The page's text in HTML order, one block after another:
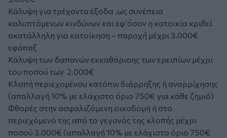
Κάλυψη για τρέχοντα έξοδα ,ως συνέπεια
καλυπτόμενων κινδύνων και εφ’όσον η κατοικία κριθεί
ακατάλληλη για κατοίκηση – παροχή μέχρι 3.000€
εφάπαξ
Κάλυψη των δαπανών εκκαθάρισης των ερειπίων μέχρι
του ποσού των 2.000€
Κλοπή περιεχομένου κατόπιν διάρρηξης ή αναρρίχησης
(απαλλαγή 10% με ελάχιστο όριο 750€ για κάθε ζημιά)
Φθορές στην ασφαλιζόμενη οικοδομή ή στο
περιεχόμενό της από το γεγονός της κλοπής μέχρι
ποσού 3.000€ (απαλλαγή 10% με ελάχιστο όριο 750€